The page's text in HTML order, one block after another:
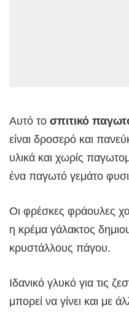
Αυτό το σπιτικό
είναι δροσερό και
υλικά και χωρίς
ένα παγωτό γεμάτο
Οι φρέσκες φράουλες
η κρέμα γάλακτος
κρυστάλλους πάγου.
Ιδανικό γλυκό για τις
μπορεί να γίνει και με